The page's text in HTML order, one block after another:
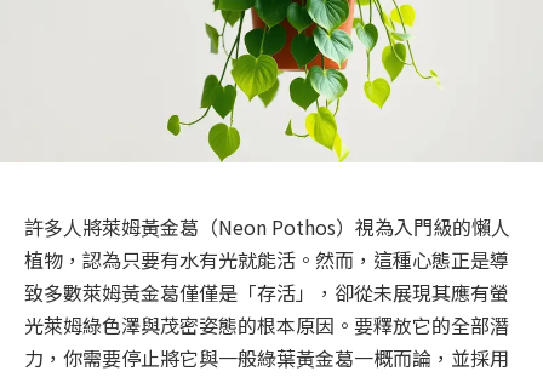
許多人將萊姆黃金葛（Neon Pothos）視為入門級的懶人
植物，認為只要有水有光就能活。然而，這種心態正是導
致多數萊姆黃金葛僅僅是「存活」，卻從未展現其應有螢
光萊姆綠色澤與茂密姿態的根本原因。要釋放它的全部潛
力，你需要停止將它與一般綠葉黃金葛一概而論，並採用